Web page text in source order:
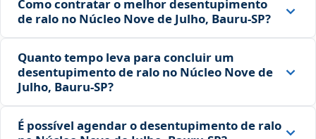
Como contratar o melhor desentupimento
de ralo no Núcleo Nove de Julho, Bauru‑SP?
Quanto tempo leva para concluir um
desentupimento de ralo no Núcleo Nove de
Julho, Bauru‑SP?
É possível agendar o desentupimento de ralo